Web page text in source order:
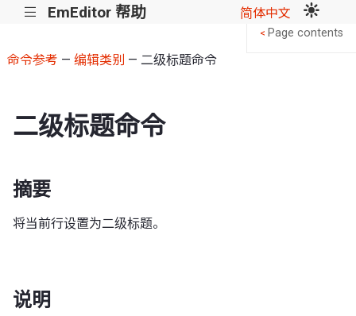
||| EmEditor 帮助 简体中文
命令参考 — 编辑类别 — 二级标题命令
二级标题命令
摘要
将当前行设置为二级标题。
说明
< Page contents